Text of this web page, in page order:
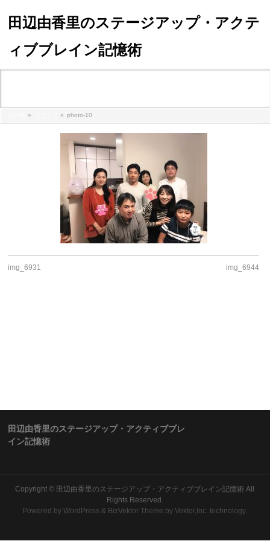
田辺由香里のステージアップ・アクテ
ィブブレイン記憶術
» » photo-10
img_6931 img_6944
田辺由香里のステージアップ・アクティブブレ
イン記憶術
Copyright © 田辺由香里のステージアップ・アクティブブレイン記憶術 All
Rights Reserved.
Powered byWordPress & BizVektor Theme by Vektor,Inc. technology.